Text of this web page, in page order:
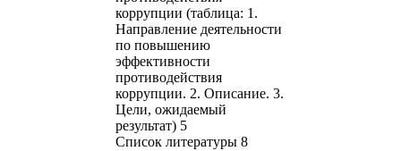
коррупции (таблица: 1.
Направление деятельности
по повышению
эффективности
противодействия
коррупции. 2. Описание. 3.
Цели, ожидаемый
результат) 5
Список литературы 8